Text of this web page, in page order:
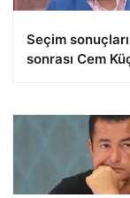
Seçim sonuçları
sonrası Cem